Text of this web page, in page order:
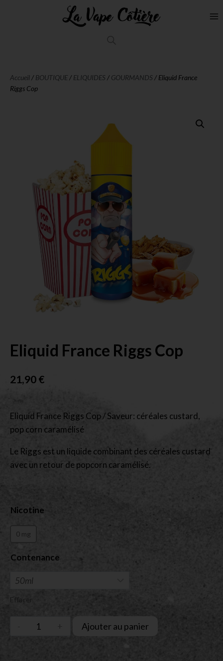
Accueil/ BOUTIQUE/ ELIQUIDES / GOURMANDS / Eliquid France
Riggs Cop
Eliquid France Riggs Cop
21,90€
Eliquid France Riggs Cop / Saveur: céréales custard,
pop corn caramélisé
Le Riggs est un liquide combinant des céréales custard
avec un retour de popcorn caramélisé.
Nicotine
0 mg
Contenance
Effacer
Ajouter au panier